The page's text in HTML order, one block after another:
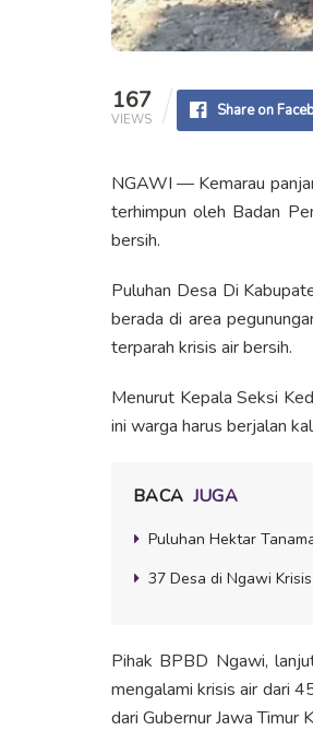
167
VIEWS Share on
NGAWI — Kemarau
terhimpun oleh Badan
bersih.
Puluhan Desa Di
berada di area
terparah krisis air bersih.
Menurut Kepala Seksi
ini warga harus berjalan
BACA JUGA
Puluhan Hektar
37 Desa di Ngawi
Pihak BPBD Ngawi,
mengalami krisis air dari
dari Gubernur Jawa Timur